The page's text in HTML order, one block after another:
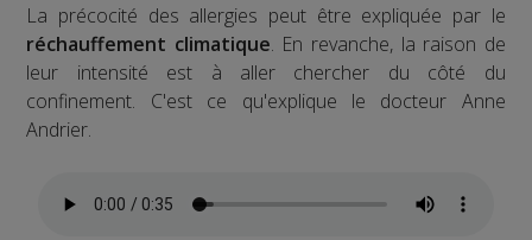
La précocité des allergies peut être expliquée par le
réchauffement climatique. En revanche, la raison de
leur intensité est à aller chercher du côté du
confinement. C'est ce qu'explique le docteur Anne
Andrier.